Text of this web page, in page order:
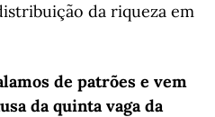
da riqueza em
de patrões e vem
da quinta vaga da